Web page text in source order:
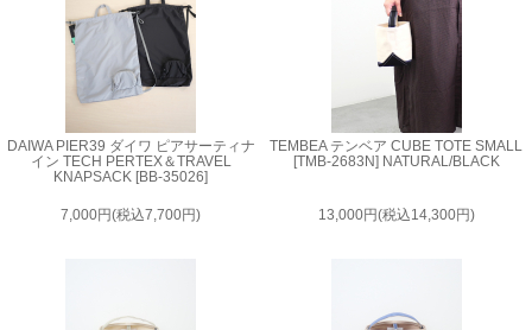
DAIWA PIER39 ダイワ ピアサーティナ
イン TECH PERTEX＆TRAVEL
KNAPSACK [BB-35026]
7,000円(税込7,700円)
TEMBEA テンベア CUBE TOTE SMALL
[TMB-2683N] NATURAL/BLACK
13,000円(税込14,300円)